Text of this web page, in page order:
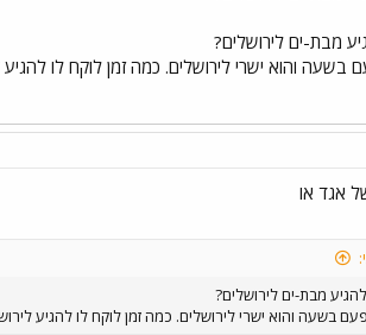
מבת-ים לירושלים?
פעם בשעה והוא ישרי לירושלים. כמה זמן לוקח
אגד או
מבת-ים לירושלים?